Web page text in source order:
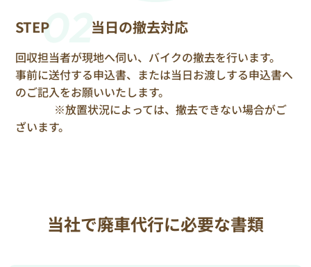
STEP02
当日の撤去対応
回収担当者が現地へ伺い、バイクの撤去を行います。
事前に送付する申込書、または当日お渡しする申込書へ
のご記入をお願いいたします。
※放置状況によっては、撤去できない場合がご
ざいます。
当社で廃車代行に必要な書類